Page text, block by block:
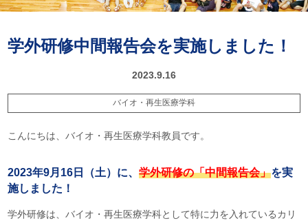
学外研修中間報告会を実施しました！
2023.9.16
バイオ・再生医療学科
こんにちは、バイオ・再生医療学科教員です。
2023年9月16日（土）に、学外研修の「中間報告会」を実
施しました！
学外研修は、バイオ・再生医療学科として特に力を入れているカリ